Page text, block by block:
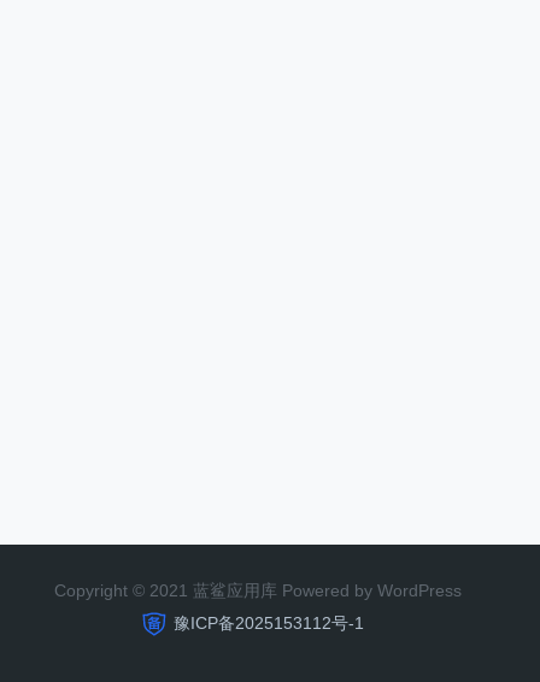
Copyright © 2021 蓝鲨应用库 Powered by WordPress
豫ICP备2025153112号-1